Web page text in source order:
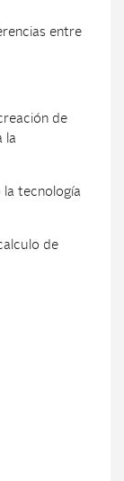
entre
de
la
la tecnología
de